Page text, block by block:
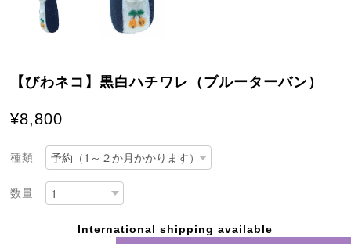
【びわネコ】黒白ハチワレ（ブルーターバン）
¥8,800
種類
数量
International shipping available